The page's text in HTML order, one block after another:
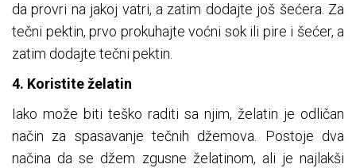
da provri na jakoj vatri, a zatim dodajte još šećera. Za
tečni pektin, prvo prokuhajte voćni sok ili pire i šećer, a
zatim dodajte tečni pektin.
4. Koristite želatin
Iako može biti teško raditi sa njim, želatin je odličan
način za spasavanje tečnih džemova. Postoje dva
načina da se džem zgusne želatinom, ali je najlakši